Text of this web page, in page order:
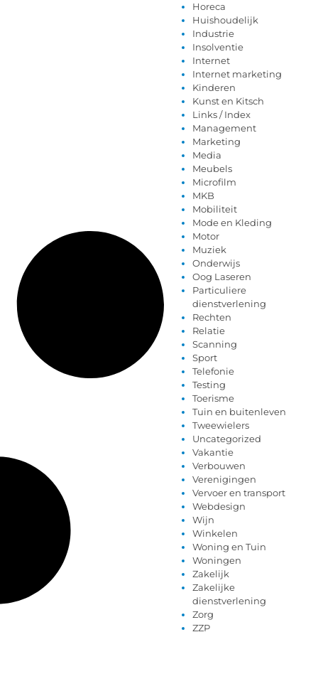
Horeca
Huishoudelijk
Industrie
Insolventie
Internet
Internet marketing
Kinderen
Kunst en Kitsch
Links / Index
Management
Marketing
Media
Meubels
Microfilm
MKB
Mobiliteit
Mode en Kleding
Motor
Muziek
Onderwijs
Oog Laseren
Particuliere
dienstverlening
Rechten
Relatie
Scanning
Sport
Telefonie
Testing
Toerisme
Tuin en buitenleven
Tweewielers
Uncategorized
Vakantie
Verbouwen
Verenigingen
Vervoer en transport
Webdesign
Wijn
Winkelen
Woning en Tuin
Woningen
Zakelijk
Zakelijke
dienstverlening
Zorg
ZZP